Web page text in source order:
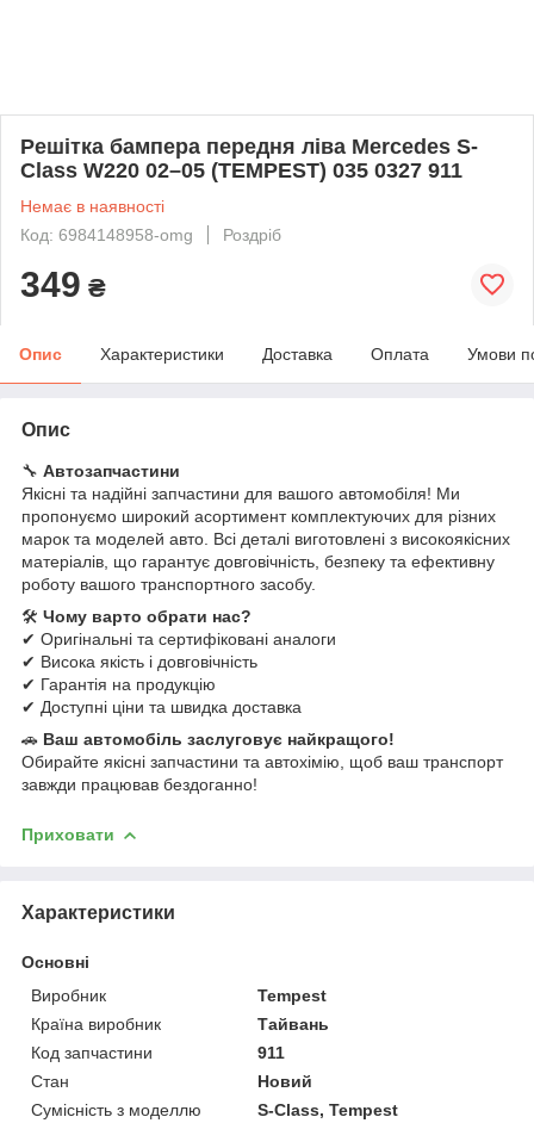
Решітка бампера передня ліва Mercedes S-
Class W220 02–05 (TEMPEST) 035 0327 911
Немає в наявності
Код: 6984148958-omg
Роздріб
349 ₴
Опис Характеристики Доставка Оплата Умови
Опис
🔧 Автозапчастини
Якісні та надійні запчастини для вашого автомобіля! Ми
пропонуємо широкий асортимент комплектуючих для різних
марок та моделей авто. Всі деталі виготовлені з високоякісних
матеріалів, що гарантує довговічність, безпеку та ефективну
роботу вашого транспортного засобу.
🛠 Чому варто обрати нас?
✔ Оригінальні та сертифіковані аналоги
✔ Висока якість і довговічність
✔ Гарантія на продукцію
✔ Доступні ціни та швидка доставка
🚗 Ваш автомобіль заслуговує найкращого!
Обирайте якісні запчастини та автохімію, щоб ваш транспорт
завжди працював бездоганно!
Приховати
Характеристики
Основні
Виробник
Tempest
Країна виробник
Тайвань
Код запчастини
911
Стан
Новий
Сумісність з моделлю
S-Class, Tempest